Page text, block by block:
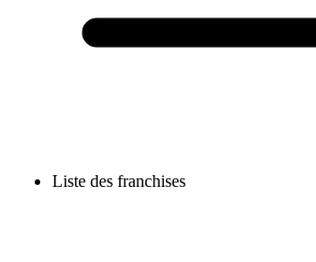
Liste des franchises